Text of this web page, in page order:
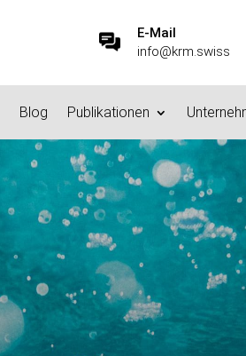
E-Mail
info@krm.swiss
Blog Publikationen
finma